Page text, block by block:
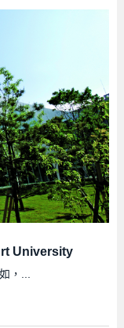
University
，...